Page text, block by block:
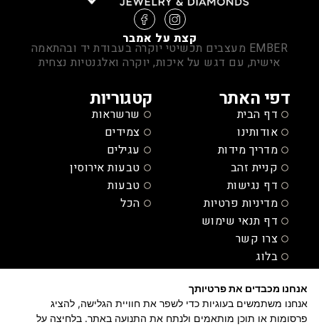
יצירת קשר
050-377-7994
קטגוריות
שרשראות
צמידים
עגילים
טבעות אירוסין
טבעות
הכל
דפי האתר
דף הבית
אודותינו
מדריך מידות
קניית זהב
דף נגישות
מדיניות פרטיות
דף תנאי שימוש
צרו קשר
בלוג
קצת על אמבר
EMBER מעצבים תכשיטי יוקרה בעבודת יד ובהתאמה
אישית, עם דגש על איכות, יוקרה ואלגנטיות נצחית
אנחנו מכבדים את פרטיותך
אנחנו משתמשים בעוגיות כדי לשפר את חוויית הגלישה, להציג
פרסומות או תוכן מותאמים ולנתח את התנועה באתר. בלחיצה על